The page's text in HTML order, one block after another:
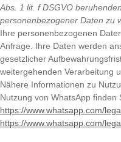
Abs. 1 lit. f DSGVO
personenbezogener Daten zu
Ihre personenbezogenen
Anfrage. Ihre Daten werden
gesetzlicher
weitergehenden Verarbeitung
Nähere Informationen zu
Nutzung von WhatsApp finden
https://www.whatsapp.com/
https://www.whatsapp.com/